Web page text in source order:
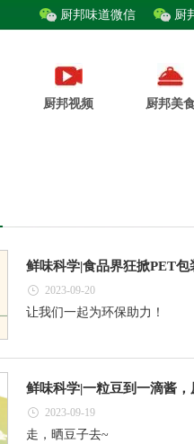
厨邦味道微信 厨
厨邦视频 厨邦美
鲜味科学|食品界狂掀PET包
2023-09-20
让我们一起为环保助力！
鲜味科学|一粒豆到一滴酱
2023-09-19
走，晒豆子去~